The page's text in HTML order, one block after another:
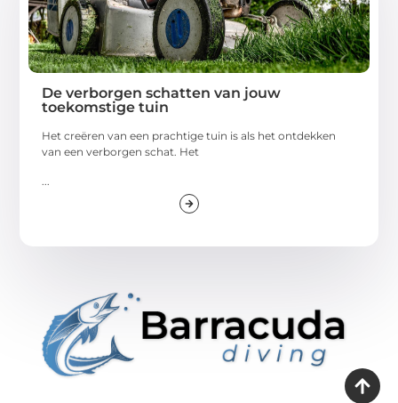
De verborgen schatten van jouw
toekomstige tuin
Het creëren van een prachtige tuin is als het ontdekken
van een verborgen schat. Het